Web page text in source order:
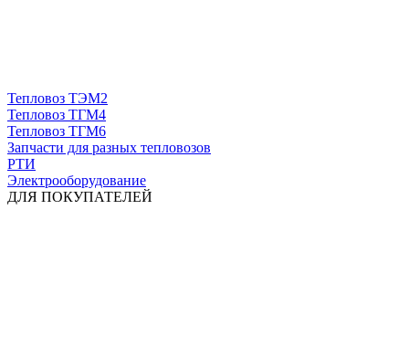
Тепловоз ТЭМ2
Тепловоз ТГМ4
Тепловоз ТГМ6
Запчасти для разных тепловозов
РТИ
Электрооборудование
ДЛЯ ПОКУПАТЕЛЕЙ